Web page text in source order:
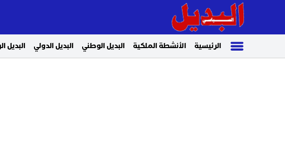
الرئيسية الأنشطة الملكية البديل الوطني البديل الدولي البديل